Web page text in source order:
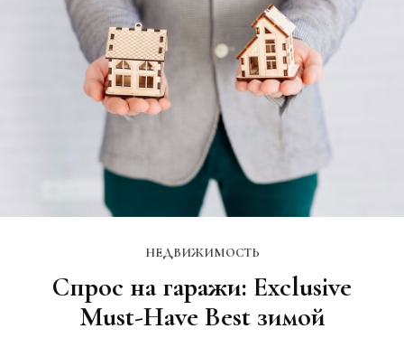
НЕДВИЖИМОСТЬ
Спрос на гаражи: Exclusive
Must-Have Best зимой